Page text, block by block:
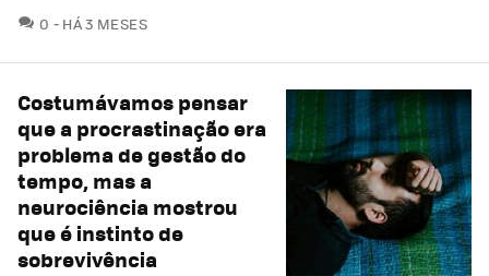
0 COMENTÁRIOS
HÁ 3 MESES
Costumávamos pensar
que a procrastinação era
problema de gestão do
tempo, mas a
neurociência mostrou
que é instinto de
sobrevivência